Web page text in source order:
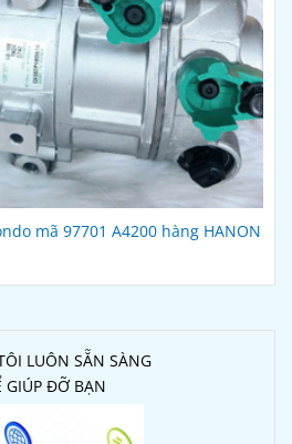
mã 97701 A4200 hàng HANON
LUÔN SẴN SÀNG
GIÚP ĐỠ BẠN